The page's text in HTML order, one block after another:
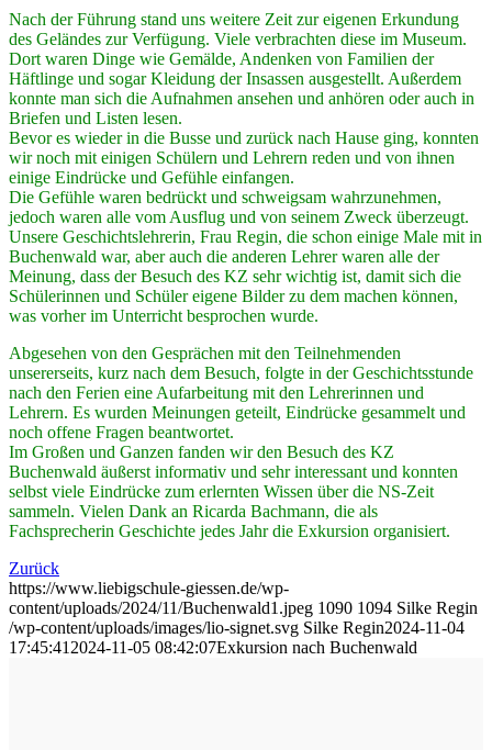
Nach der Führung stand uns weitere Zeit zur eigenen Erkundung
des Geländes zur Verfügung. Viele verbrachten diese im Museum.
Dort waren Dinge wie Gemälde, Andenken von Familien der
Häftlinge und sogar Kleidung der Insassen ausgestellt. Außerdem
konnte man sich die Aufnahmen ansehen und anhören oder auch in
Briefen und Listen lesen.
Bevor es wieder in die Busse und zurück nach Hause ging, konnten
wir noch mit einigen Schülern und Lehrern reden und von ihnen
einige Eindrücke und Gefühle einfangen.
Die Gefühle waren bedrückt und schweigsam wahrzunehmen,
jedoch waren alle vom Ausflug und von seinem Zweck überzeugt.
Unsere Geschichtslehrerin, Frau Regin, die schon einige Male mit in
Buchenwald war, aber auch die anderen Lehrer waren alle der
Meinung, dass der Besuch des KZ sehr wichtig ist, damit sich die
Schülerinnen und Schüler eigene Bilder zu dem machen können,
was vorher im Unterricht besprochen wurde.
Abgesehen von den Gesprächen mit den Teilnehmenden
unsererseits, kurz nach dem Besuch, folgte in der Geschichtsstunde
nach den Ferien eine Aufarbeitung mit den Lehrerinnen und
Lehrern. Es wurden Meinungen geteilt, Eindrücke gesammelt und
noch offene Fragen beantwortet.
Im Großen und Ganzen fanden wir den Besuch des KZ
Buchenwald äußerst informativ und sehr interessant und konnten
selbst viele Eindrücke zum erlernten Wissen über die NS-Zeit
sammeln. Vielen Dank an Ricarda Bachmann, die als
Fachsprecherin Geschichte jedes Jahr die Exkursion organisiert.
Zurück
https://www.liebigschule-giessen.de/wp-
content/uploads/2024/11/Buchenwald1.jpeg 1090 1094 Silke Regin
/wp-content/uploads/images/lio-signet.svg Silke Regin2024-11-04
17:45:41 2024-11-05 08:42:07Exkursion nach Buchenwald